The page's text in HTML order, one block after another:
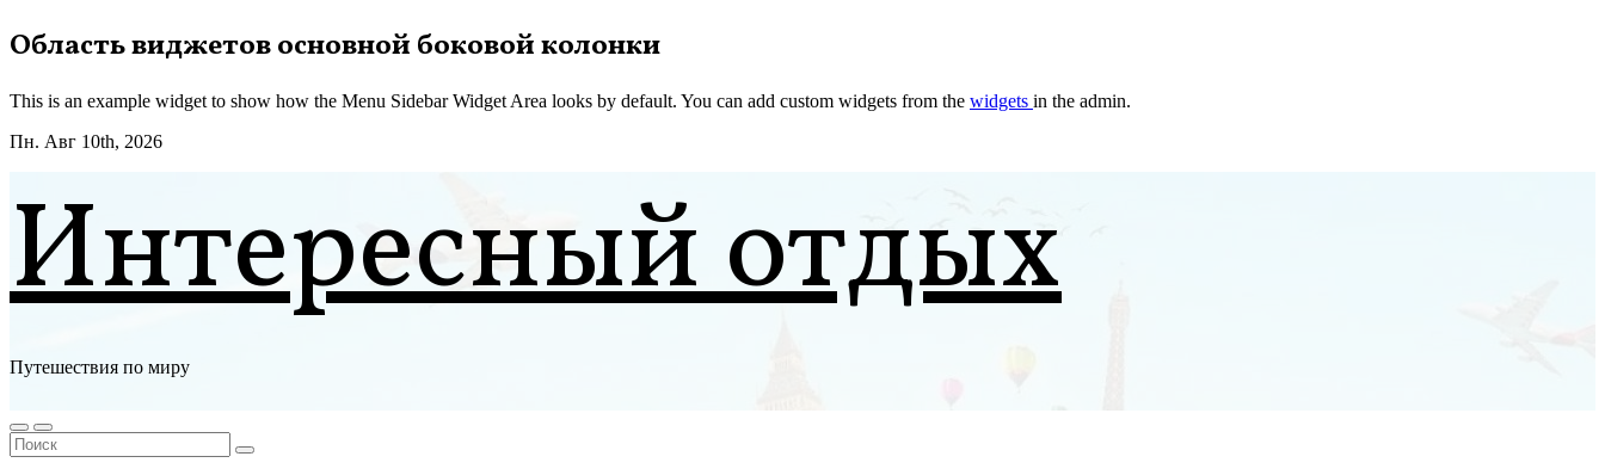
Перейти
к
Область виджетов основной боковой колонки
This is an example widget to show how the Menu Sidebar Widget Area looks by default. You can add custom widgets from the widgets in the admin.
Пн. Авг 10th, 2026
Интересный отдых
Путешествия по миру